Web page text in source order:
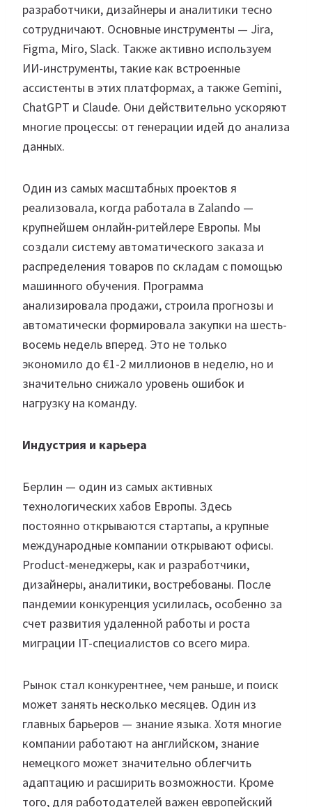
разработчики, дизайнеры и аналитики тесно
сотрудничают. Основные инструменты — Jira,
Figma, Miro, Slack. Также активно используем
ИИ-инструменты, такие как встроенные
ассистенты в этих платформах, а также Gemini,
ChatGPT и Claude. Они действительно ускоряют
многие процессы: от генерации идей до анализа
данных.
Один из самых масштабных проектов я
реализовала, когда работала в Zalando —
крупнейшем онлайн-ритейлере Европы. Мы
создали систему автоматического заказа и
распределения товаров по складам с помощью
машинного обучения. Программа
анализировала продажи, строила прогнозы и
автоматически формировала закупки на шесть-
восемь недель вперед. Это не только
экономило до €1-2 миллионов в неделю, но и
значительно снижало уровень ошибок и
нагрузку на команду.
Индустрия и карьера
Берлин — один из самых активных
технологических хабов Европы. Здесь
постоянно открываются стартапы, а крупные
международные компании открывают офисы.
Product-менеджеры, как и разработчики,
дизайнеры, аналитики, востребованы. После
пандемии конкуренция усилилась, особенно за
счет развития удаленной работы и роста
миграции IT-специалистов со всего мира.
Рынок стал конкурентнее, чем раньше, и поиск
может занять несколько месяцев. Один из
главных барьеров — знание языка. Хотя многие
компании работают на английском, знание
немецкого может значительно облегчить
адаптацию и расширить возможности. Кроме
того, для работодателей важен европейский